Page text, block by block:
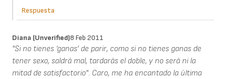
Respuesta
Diana (unverified)8 Feb 2011
"Si no tienes ‘ganas’ de parir, como si no tienes ganas de
tener sexo, saldrá mal, tardarás el doble, y no será ni la
mitad de satisfactorio". Caro, me ha encantado la última